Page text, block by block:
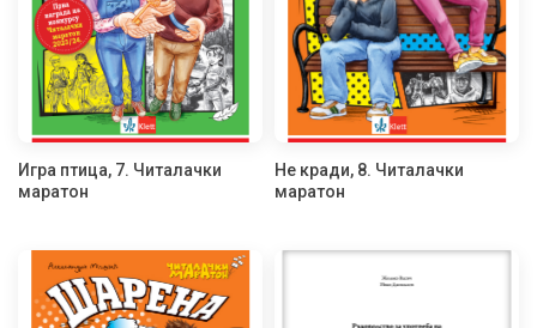
Игра птица, 7. Читалачки
маратон
Не кради, 8. Читалачки
маратон